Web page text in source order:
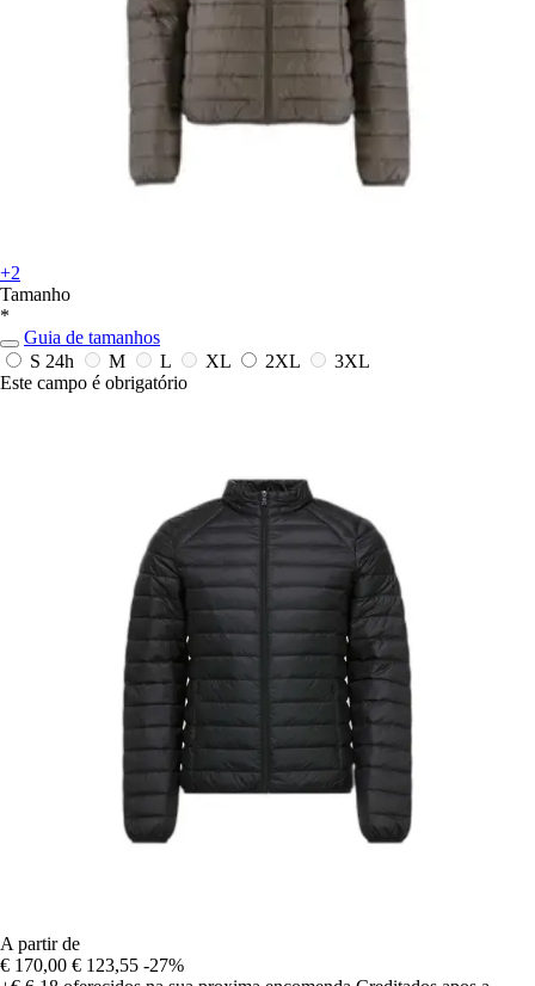
+2
Tamanho
*
Guia de tamanhos
S 24h M L XL 2XL
3XL
Este campo é obrigatório
A partir de
€ 170,00 € 123,55 -27%